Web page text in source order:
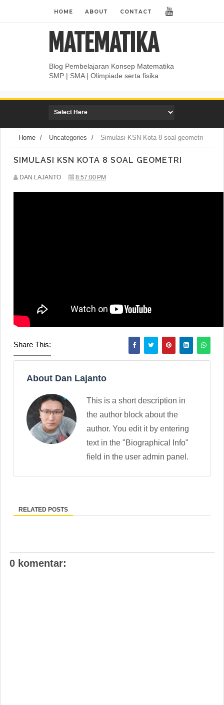
HOME ABOUT CONTACT
MATEMATIKA
Blog Pembelajaran Konsep Matematika
SMP | SMA | Olimpiade serta fisika
Home / Uncategories / Simulasi KSN Kota 8 soal geometri
SIMULASI KSN KOTA 8 SOAL GEOMETRI
DAN LAJANTO 8:57:00 PM
Share This:
About Dan Lajanto
This is a short description in
the author block about the
author. You edit it by entering
text in the "Biographical Info"
field in the user admin panel.
RELATED POSTS
0 komentar: